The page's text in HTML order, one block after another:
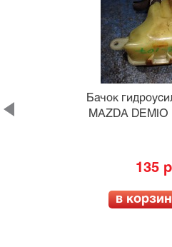
Бачок
MAZDA DEMIO
135
в